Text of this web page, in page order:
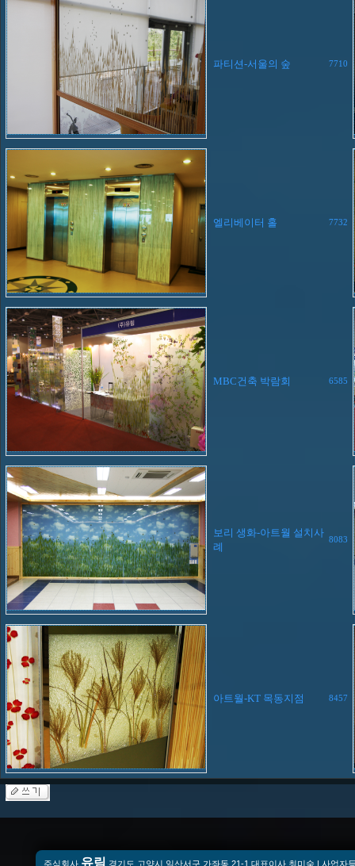
파티션-서울의 숲 7710
엘리베이터 홀 7732
MBC건축 박람회 6585
보리 생화-아트월 설치사
례
8083
아트월-KT 목동지점 8457
주식회사 유림 경기도 고양시 일산서구 가좌동 21-1 대표이사 최미숙 | 사업자